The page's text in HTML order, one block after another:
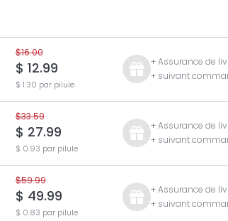
$16.00
$ 12.99
$ 1.30 par pilule
+ Assurance de
+ suivant
$33.59
$ 27.99
$ 0.93 par pilule
+ Assurance de
+ suivant
$59.99
$ 49.99
$ 0.83 par pilule
+ Assurance de
+ suivant